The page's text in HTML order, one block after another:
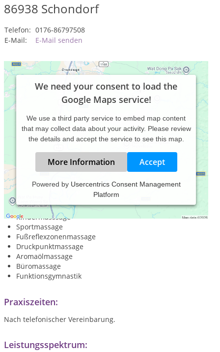
86938 Schondorf
Telefon: 0176-86797508
E-Mail:
E-Mail senden
We need your consent to load the
Google Maps service!
We use a third party service to embed map content
that may collect data about your activity. Please review
the details and accept the service to see this map.
More Information Accept
Powered by Usercentrics Consent Management
Platform
Klassische Massage
Hot-Stone-Massage
Kindermasssage
Sportmassage
Fußreflexzonenmassage
Druckpunktmassage
Aromaölmassage
Büromassage
Funktionsgymnastik
Praxiszeiten:
Nach telefonischer Vereinbarung.
Leistungsspektrum: